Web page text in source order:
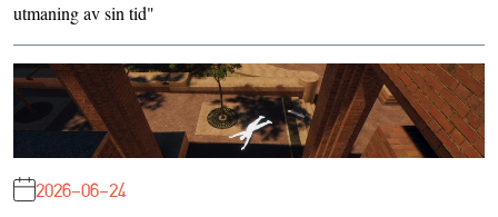
utmaning av sin tid"
2026-06-24